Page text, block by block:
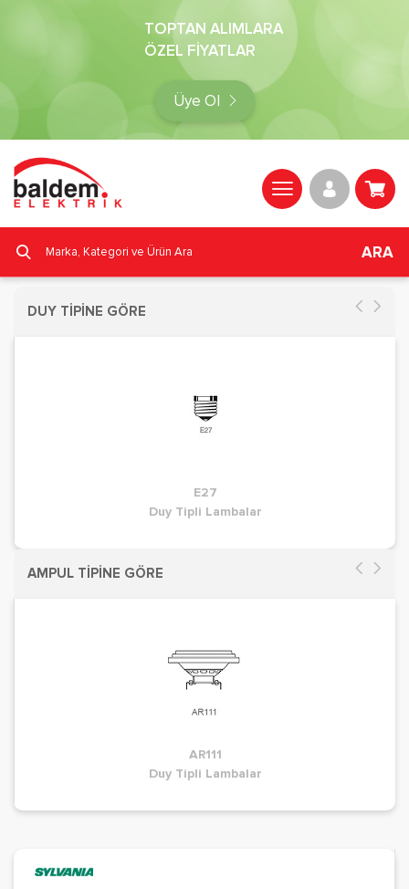
TOPTAN ALIMLARA
ÖZEL FİYATLAR
Üye Ol
ARA
DUY TİPİNE GÖRE
E27
Duy Tipli Lambalar
AMPUL TİPİNE GÖRE
AR111
Duy Tipli Lambalar